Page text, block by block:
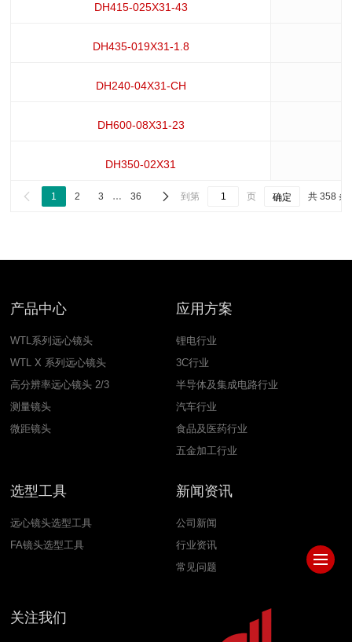
DH415-025X31-43
DH435-019X31-1.8
DH240-04X31-CH
DH600-08X31-23
DH350-02X31
 1 2 3 … 36  到第 页 确定 共 358 条
产品中心
WTL系列远心镜头
WTL X 系列远心镜头
高分辨率远心镜头 2/3
测量镜头
微距镜头
应用方案
锂电行业
3C行业
半导体及集成电路行业
汽车行业
食品及医药行业
五金加工行业
选型工具
远心镜头选型工具
FA镜头选型工具
新闻资讯
公司新闻
行业资讯
常见问题
关注我们